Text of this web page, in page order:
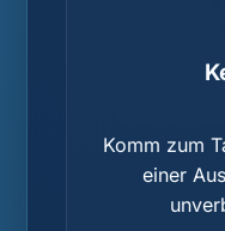
Komm zum
einer